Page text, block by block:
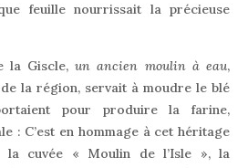
feuille nourrissait la précieuse
la Giscle,un ancien moulin à eau,
la région, servait à moudre le blé
pour produire la farine,
: C’est en hommage à cet héritage
la cuvée « Moulin de l’Isle », la